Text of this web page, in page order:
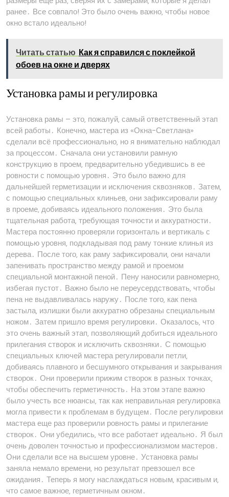
ранее․ Все совпало! Это было очень важно‚ чтобы новое
окно встало идеально!
Читать статью Как я справился с поклейкой
обоев на окне и дверях
Установка рамы и регулировка
Установка рамы – это‚ пожалуй‚ самый ответственный этап
всей работы․ Конечно‚ мастера из «Окна-Светлана»
сделали всё профессионально‚ но я внимательно наблюдал
за процессом․ Сначала они установили рамную
конструкцию в проем‚ предварительно убедившись в ее
ровности с помощью уровня․ Это было важно для
дальнейшей герметизации и исключения сквозняков․ Затем‚
с помощью специальных клиньев‚ они зафиксировали раму
в проеме‚ добиваясь идеального положения․ Это была
тщательная работа‚ требующая точности и аккуратности․
Мастера постоянно проверяли горизонталь и вертикаль с
помощью уровня‚ подкладывая под раму тонкие клинья из
дерева․ После того‚ как раму зафиксировали‚ они начали
запенивать пространство между рамой и проемом
специальной монтажной пеной․ Пену наносили равномерно‚
избегая пустот․ Важно было не переусердствовать‚ чтобы
пена не выдавливалась наружу․ После того‚ как пена
застыла‚ излишки были аккуратно обрезаны специальным
ножом․ Затем пришло время регулировки․ Оказалось‚ что
это очень важный этап‚ позволяющий добиться идеального
прилегания створок и исключить сквозняки․ С помощью
специальных ключей мастера регулировали петли‚
добиваясь плавного и бесшумного открывания и закрывания
створок․ Они проверили прижим створок в разных точках‚
чтобы обеспечить герметичность․ На этом этапе важно
было учесть все нюансы‚ так как неправильная регулировка
могла привести к проблемам в будущем․ После регулировки
мастера еще раз проверили ровность рамы и прилегание
створок․ Они убедились‚ что все работает идеально․ Я был
очень доволен точностью и профессионализмом мастеров․
Они сделали все на высшем уровне․ Установка рамы
заняла немало времени‚ но результат превзошел все
ожидания․ Теперь я могу наслаждаться новым‚ красивым и‚
что самое важное‚ герметичным окном․